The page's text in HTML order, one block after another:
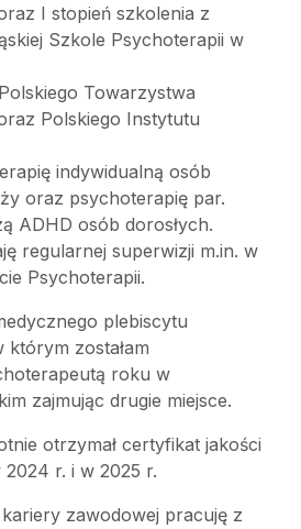
I stopień szkolenia z
Szkole Psychoterapii w
Towarzystwa
Polskiego Instytutu
indywidualną osób
oraz psychoterapię par.
ADHD osób dorosłych.
regularnej superwizji m.in. w
Psychoterapii.
plebiscytu
którym zostałam
roku w
zajmując drugie miejsce.
otrzymał certyfikat jakości
r. i w 2025 r.
zawodowej pracuję z